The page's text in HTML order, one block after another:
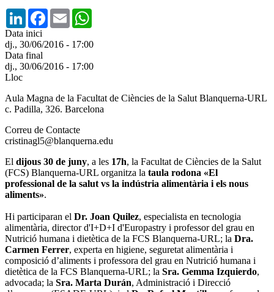
LinkedInFacebook
Email
Data inici
dj., 30/06/2016 - 17:00
Data final
dj., 30/06/2016 - 17:00
Lloc
Aula Magna de la Facultat de Ciències de la Salut Blanquerna-URL
c. Padilla, 326. Barcelona
Correu de Contacte
cristinagl5@blanquerna.edu
El dijous 30 de juny, a les 17h, la Facultat de Ciències de la Salut
(FCS) Blanquerna-URL organitza la taula rodona «El
professional de la salut vs la indústria alimentària i els nous
aliments».
Hi participaran el Dr. Joan Quilez, especialista en tecnologia
alimentària, director d'I+D+I d'Europastry i professor del grau en
Nutrició humana i dietètica de la FCS Blanquerna-URL; la Dra.
Carmen Ferrer, experta en higiene, seguretat alimentària i
composició d’aliments i professora del grau en Nutrició humana i
dietètica de la FCS Blanquerna-URL; la Sra. Gemma Izquierdo,
advocada; la Sra. Marta Durán, Administració i Direcció